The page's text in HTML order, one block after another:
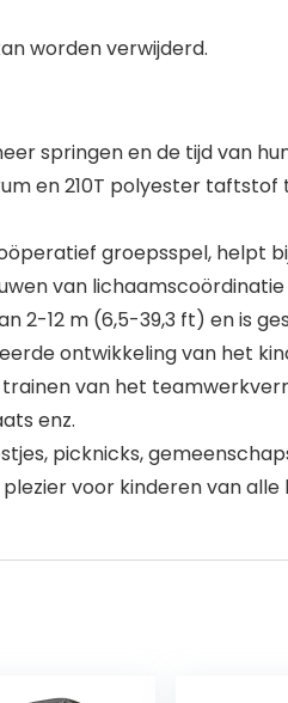
worden verwijderd.
springen en de tijd van
en 210T polyester taftstof
groepsspel, helpt
van lichaamscoördinatie
2-12 m (6,5-39,3 ft) en is
ontwikkeling van het
van het
enz.
picknicks,
voor kinderen van alle